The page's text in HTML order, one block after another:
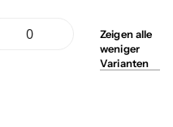
Zeigenalle
weniger
Varianten